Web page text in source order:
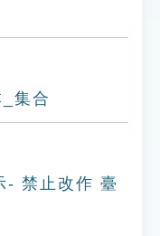
集合
- 禁止改作 臺